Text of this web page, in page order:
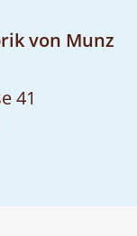
von Munz
41